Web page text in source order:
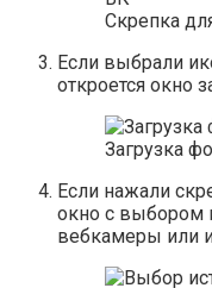
Скрепка
Если выбрали
откроется окно
Загрузка
Если нажали
окно с выбором
вебкамеры или